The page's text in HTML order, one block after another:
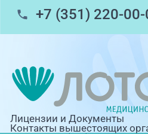
+7 (351) 220-
Лицензии и Документы
Контакты вышестоящих